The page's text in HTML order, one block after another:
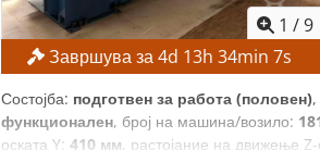
1 /9
Завршува за4d 13h34min4s
Состојба: подготвен за работа (половен)
функционален, број на машина/возило:
оската Y: 410 мм, растојание на движење Z-